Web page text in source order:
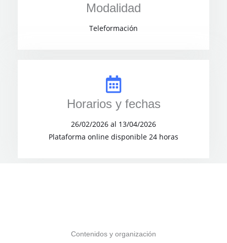
Modalidad
Teleformación
Horarios y fechas
26/02/2026 al 13/04/2026
Plataforma online disponible 24 horas
Contenidos y organización